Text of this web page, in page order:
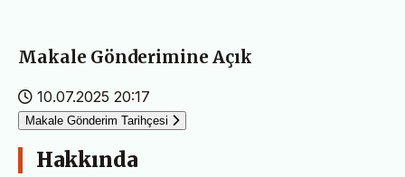
Makale Gönderimine Açık
10.07.2025 20:17
Makale Gönderim Tarihçesi
Hakkında